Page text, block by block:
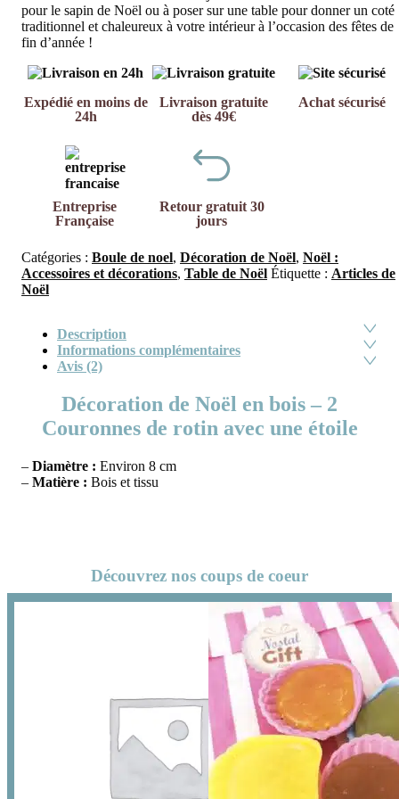
pour le sapin de Noël ou à poser sur une table pour donner un coté
traditionnel et chaleureux à votre intérieur à l’occasion des fêtes de
fin d’année !
Expédié en moins de
24h
Livraison gratuite
dès 49€
Achat sécurisé
Entreprise
Française
Retour gratuit 30
jours
Catégories : Boule de noel, Décoration de Noël, Noël :
Accessoires et décorations, Table de Noël Étiquette : Articles de
Noël
Description
Informations complémentaires
Avis (2)
Décoration de Noël en bois – 2
Couronnes de rotin avec une étoile
– Diamètre : Environ 8 cm
– Matière : Bois et tissu
Découvrez nos coups de coeur